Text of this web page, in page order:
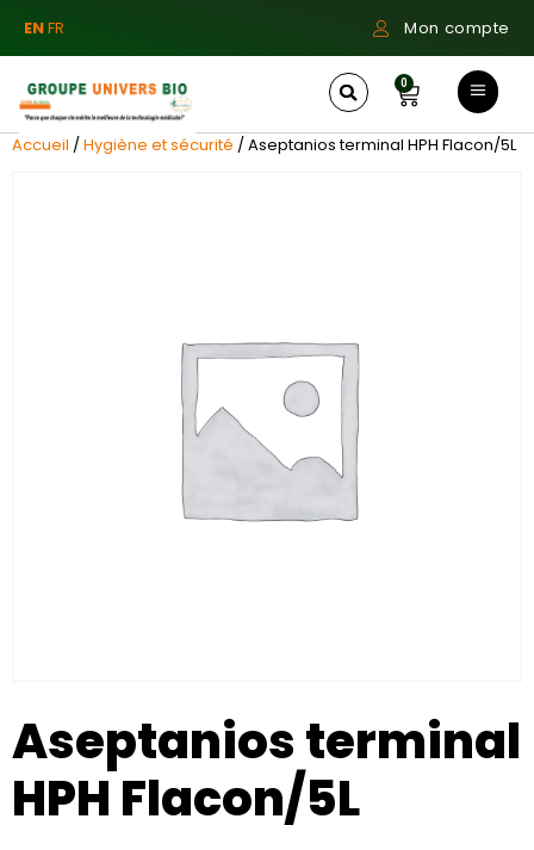
ENFR Mon compte
0
Accueil /Hygiène et sécurité / Aseptanios terminal HPH Flacon/5L
Aseptanios terminal
HPH Flacon/5L